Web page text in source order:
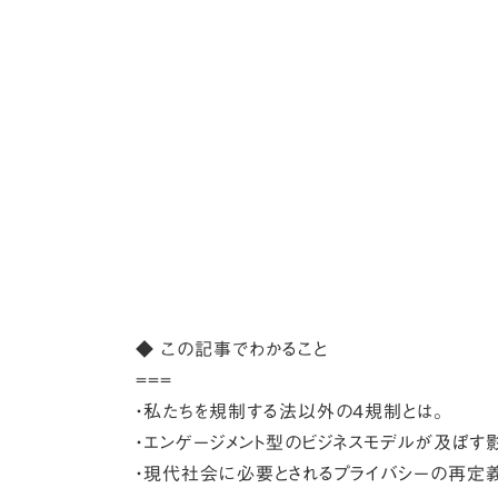
◆ この記事でわかること
===
・私たちを規制する法以外の4規制とは。
・エンゲージメント型のビジネスモデルが及ぼす
・現代社会に必要とされるプライバシーの再定